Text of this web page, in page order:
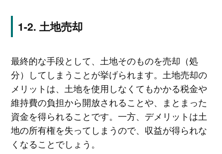
土地売却
最終的な手段として、土地そのものを売却（処
分）してしまうことが挙げられます。土地売却の
メリットは、土地を使用しなくてもかかる税金や
維持費の負担から開放されることや、まとまった
資金を得られることです。一方、デメリットは土
地の所有権を失ってしまうので、収益が得られな
くなることでしょう。